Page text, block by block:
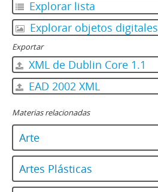
Explorar lista
Explorar objetos digitales
Exportar
XML de Dublin Core 1.1
EAD 2002 XML
Materias relacionadas
Arte
Artes Plásticas